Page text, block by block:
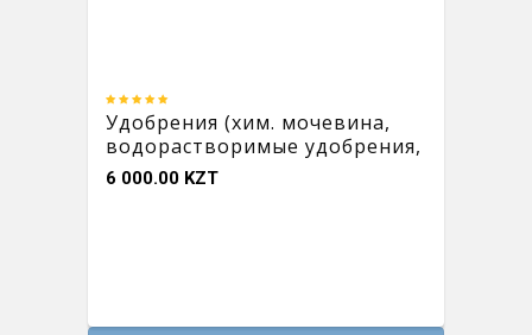
Удобрения (хим. мочевина,
водорастворимые удобрения,
жидкие удобрения, меламин)
6 000.00 KZT